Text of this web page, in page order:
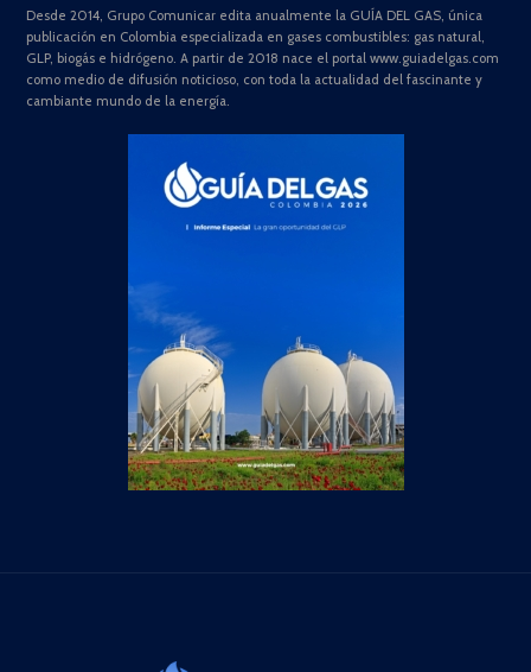
Desde 2014, Grupo Comunicar edita anualmente la GUÍA DEL GAS, única
publicación en Colombia especializada en gases combustibles: gas natural,
GLP, biogás e hidrógeno. A partir de 2018 nace el portal www.guiadelgas.com
como medio de difusión noticioso, con toda la actualidad del fascinante y
cambiante mundo de la energía.